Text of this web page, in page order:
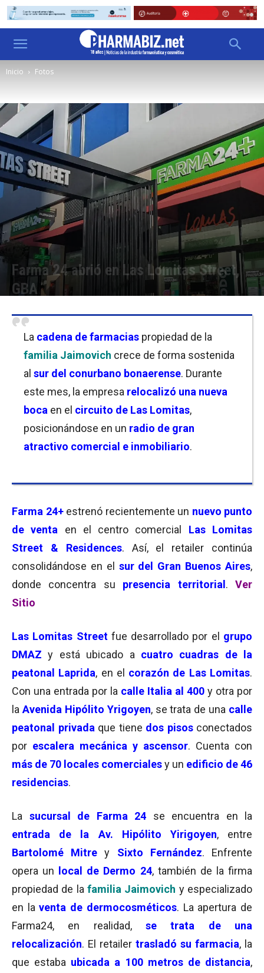
Inicio Fotos
Farma 24 abrió en Las Lomitas Street,
GBA
La cadena de farmacias propiedad de la
familia Jaimovich crece de forma sostenida
al sur del conurbano bonaerense. Durante
este mes, la empresa relocalizó una nueva
boca en el circuito de Las Lomitas,
posicionándose en un radio de gran
atractivo comercial e inmobiliario.
Farma 24+estrenó recientemente un nuevo punto
de venta en el centro comercial Las Lomitas
Street & Residences. Así, el retailer continúa
consolidándose en el sur del Gran Buenos Aires,
donde concentra su presencia territorial .Ver
Sitio
Las Lomitas Street fue desarrollado por el grupo
DMAZ y está ubicado a cuatro cuadras de la
peatonal Laprida, en el corazón de Las Lomitas.
Con una entrada por la calle Italia al 400 y otra por
la Avenida Hipólito Yrigoyen, se trata de una calle
peatonal privada que tiene dos pisosconectados
por escalera mecánica y ascensor. Cuenta con
más de 70 locales comercialesy un edificio de 46
residencias.
La sucursal de Farma 24 se encuentra en la
entrada de la Av. Hipólito Yirigoyen, entre
Bartolomé Mitrey Sixto Fernández. Enfrente
opera un
local de Dermo 24, también de la firma
propiedad de la familia Jaimovich y especializado
en laventa de dermocosméticos. La apertura de
Farma24, en realidad, se trata de una
relocalización. El retailer trasladó su farmacia, la
que estaba ubicada a 100 metros de distancia,